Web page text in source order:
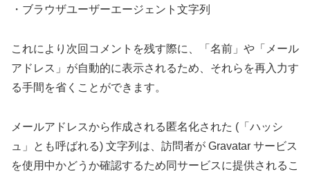
・ブラウザユーザーエージェント文字列
これにより次回コメントを残す際に、「名前」や「メール
アドレス」が自動的に表示されるため、それらを再入力す
る手間を省くことができます。
メールアドレスから作成される匿名化された (「ハッシ
ュ」とも呼ばれる) 文字列は、訪問者が Gravatar サービス
を使用中かどうか確認するため同サービスに提供されるこ